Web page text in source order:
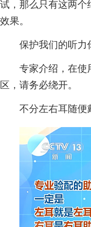
试，那么只有这两个
效果。
保护我们的听力
专家介绍，在使用
区，请务必绕开。
不分左右耳随便